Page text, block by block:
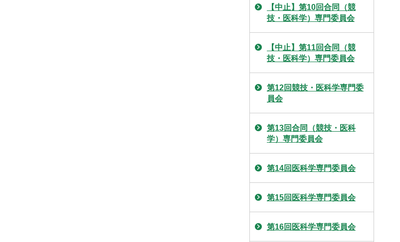
【中止】第10回合同（競
技・医科学）専門委員会
【中止】第11回合同（競
技・医科学）専門委員会
第12回競技・医科学専門委
員会
第13回合同（競技・医科
学）専門委員会
第14回医科学専門委員会
第15回医科学専門委員会
第16回医科学専門委員会